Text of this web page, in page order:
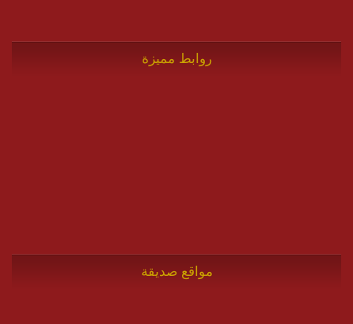
روابط مميزة
مواقع صديقة